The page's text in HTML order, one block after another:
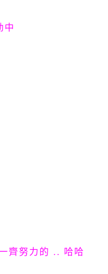
中
齊努力的 .. 哈哈